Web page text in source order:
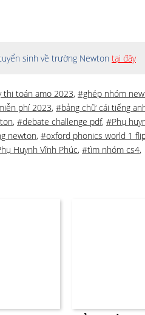
sinh về trường Newton tại đây
thi toán amo 2023, #ghép nhóm
phí 2023, #bảng chữ cái tiếng
, #debate challenge pdf, #Phụ
newton, #oxford phonics world 1
Huynh Vĩnh Phúc, #tìm nhóm cs4,